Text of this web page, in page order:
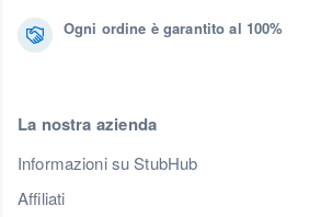
Ogni ordine è garantito al 100%
La nostra azienda
Informazioni su StubHub
Affiliati